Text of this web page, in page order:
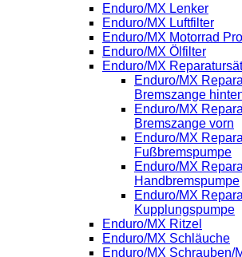
Enduro/MX Lenker
Enduro/MX Luftfilter
Enduro/MX Motorrad
Enduro/MX Ölfilter
Enduro/MX
Enduro/MX
Bremszange
Enduro/MX
Bremszange vorn
Enduro/MX
Fußbremspumpe
Enduro/MX
Handbremspumpe
Enduro/MX
Kupplungspumpe
Enduro/MX Ritzel
Enduro/MX Schläuche
Enduro/MX Schrauben/